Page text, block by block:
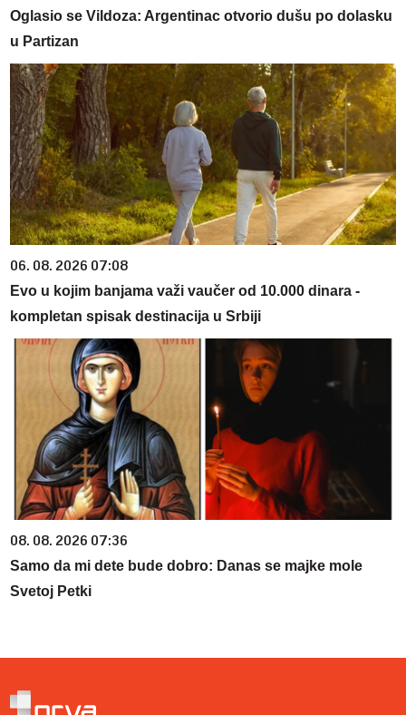
Oglasio se Vildoza: Argentinac otvorio dušu po dolasku
u Partizan
06. 08. 2026 07:08
Evo u kojim banjama važi vaučer od 10.000 dinara -
kompletan spisak destinacija u Srbiji
08. 08. 2026 07:36
Samo da mi dete bude dobro: Danas se majke mole
Svetoj Petki